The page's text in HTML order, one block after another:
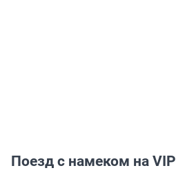
Поезд с намеком на VIP